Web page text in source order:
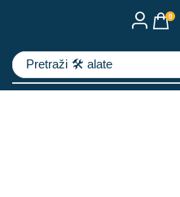
0
Pretraži 🛠️ alate